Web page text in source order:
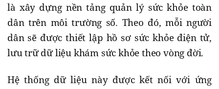
là xây dựng nền tảng quản lý sức khỏe toàn
dân trên môi trường số. Theo đó, mỗi người
dân sẽ được thiết lập hồ sơ sức khỏe điện tử,
lưu trữ dữ liệu khám sức khỏe theo vòng đời.
Hệ thống dữ liệu này được kết nối với ứng